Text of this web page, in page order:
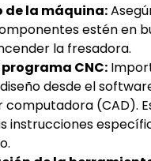
de la máquina:
estén en
la fresadora.
CNC:
desde el
computadora (CAD).
instrucciones